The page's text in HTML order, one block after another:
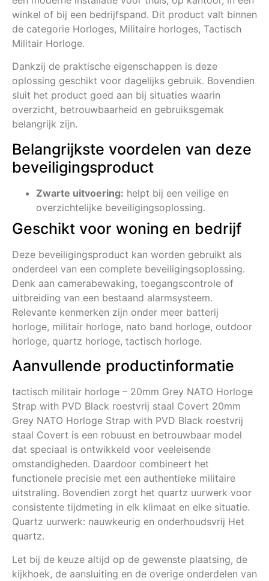
winkel of bij een bedrijfspand. Dit product valt binnen
de categorie Horloges, Militaire horloges, Tactisch
Militair Horloge.
Dankzij de praktische eigenschappen is deze
oplossing geschikt voor dagelijks gebruik. Bovendien
sluit het product goed aan bij situaties waarin
overzicht, betrouwbaarheid en gebruiksgemak
belangrijk zijn.
Belangrijkste voordelen van deze
beveiligingsproduct
Zwarte uitvoering: helpt bij een veilige en
overzichtelijke beveiligingsoplossing.
Geschikt voor woning en bedrijf
Deze beveiligingsproduct kan worden gebruikt als
onderdeel van een complete beveiligingsoplossing.
Denk aan camerabewaking, toegangscontrole of
uitbreiding van een bestaand alarmsysteem.
Relevante kenmerken zijn onder meer batterij
horloge, militair horloge, nato band horloge, outdoor
horloge, quartz horloge, tactisch horloge.
Aanvullende productinformatie
tactisch militair horloge – 20mm Grey NATO Horloge
Strap with PVD Black roestvrij staal Covert 20mm
Grey NATO Horloge Strap with PVD Black roestvrij
staal Covert is een robuust en betrouwbaar model
dat speciaal is ontwikkeld voor veeleisende
omstandigheden. Daardoor combineert het
functionele precisie met een authentieke militaire
uitstraling. Bovendien zorgt het quartz uurwerk voor
consistente tijdmeting in elk klimaat en elke situatie.
Quartz uurwerk: nauwkeurig en onderhoudsvrij Het
quartz.
Let bij de keuze altijd op de gewenste plaatsing, de
kijkhoek, de aansluiting en de overige onderdelen van